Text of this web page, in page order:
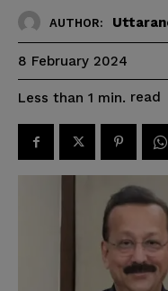
AUTHOR:
8 February 2024
Less than 1 min. read